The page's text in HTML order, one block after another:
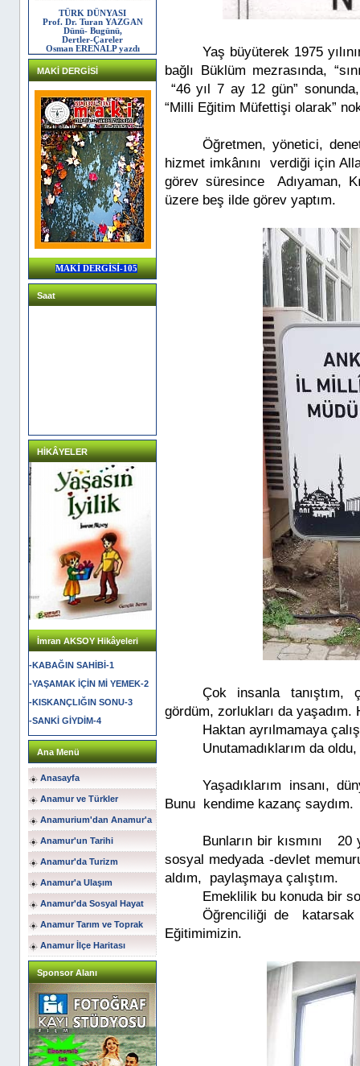
TÜRK DÜNYASI
Prof. Dr. Turan YAZGAN
Dünü- Bugünü,
Dertler-Çareler
Osman ERENALP yazdı
MAKİ DERGİSİ
MAKİ DERGİSİ-105
Saat
HİKÂYELER
İmran AKSOY Hikâyeleri
-KABAĞIN SAHİBİ-1
-YAŞAMAK İÇİN Mİ YEMEK-2
-KISKANÇLIĞIN SONU-3
-SANKİ GİYDİM-4
Ana Menü
Anasayfa
Anamur ve Türkler
Anamurium'dan Anamur'a
Anamur'un Tarihi
Anamur'da Turizm
Anamur'a Ulaşım
Anamur'da Sosyal Hayat
Anamur Tarım ve Toprak
Anamur İlçe Haritası
Sponsor Alanı
Yaş büyüterek 1975
bağlı Büklüm mezrasında,
“46 yıl 7 ay 12 gün”
“Milli Eğitim Müfettişi olarak”
Öğretmen, yönetici,
hizmet imkânını verdiği için
görev süresince Adıyaman,
üzere beş ilde görev yaptım.
Çok insanla tanıştım,
gördüm, zorlukları da yaşadım.
Haktan ayrılmamaya
Unutamadıklarım da
Yaşadıklarım insanı,
Bunu kendime kazanç saydım.
Bunların bir kısmını 20
sosyal medyada -devlet
aldım, paylaşmaya çalıştım.
Emeklilik bu konuda bir
Öğrenciliği de katarsak
Eğitimimizin.